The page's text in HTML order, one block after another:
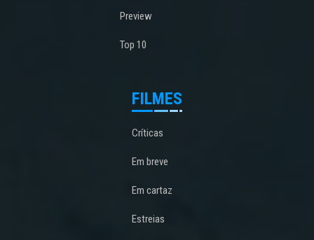
Preview
Top 10
FILMES
Críticas
Em breve
Em cartaz
Estreias